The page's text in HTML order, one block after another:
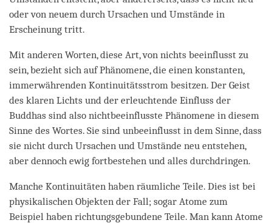
oder von neuem durch Ursachen und Umstände in
Erscheinung tritt.
Mit anderen Worten, diese Art, von nichts beeinflusst zu
sein, bezieht sich auf Phänomene, die einen konstanten,
immerwährenden Kontinuitätsstrom besitzen. Der Geist
des klaren Lichts und der erleuchtende Einfluss der
Buddhas sind also nichtbeeinflusste Phänomene in diesem
Sinne des Wortes. Sie sind unbeeinflusst in dem Sinne, dass
sie nicht durch Ursachen und Umstände neu entstehen,
aber dennoch ewig fortbestehen und alles durchdringen.
Manche Kontinuitäten haben räumliche Teile. Dies ist bei
physikalischen Objekten der Fall; sogar Atome zum
Beispiel haben richtungsgebundene Teile. Man kann Atome